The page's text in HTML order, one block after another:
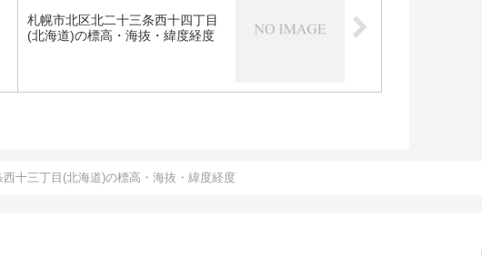
札幌市北区北二十三条西十四丁目
(北海道)の標高・海抜・緯度経度
十三丁目(北海道)の標高・海抜・緯度経度